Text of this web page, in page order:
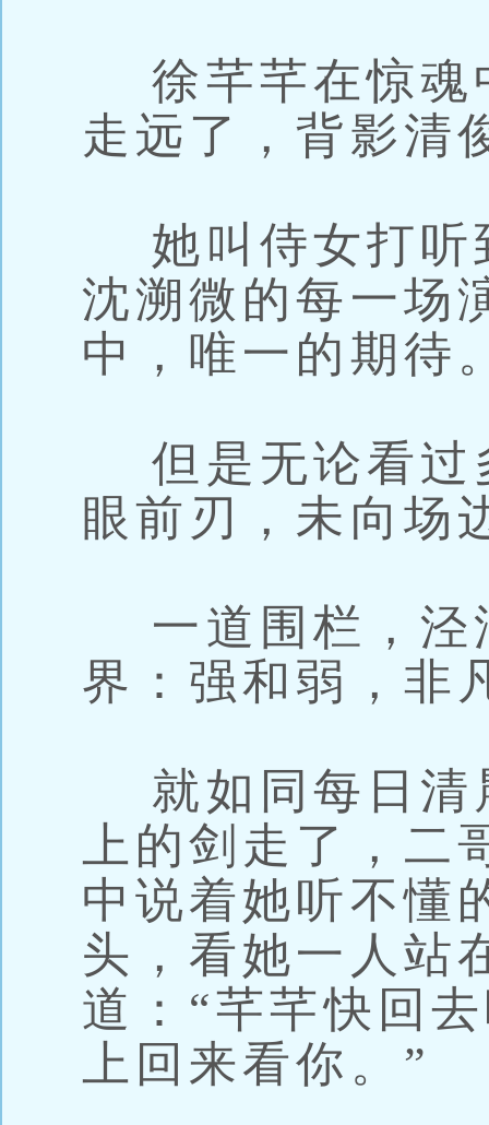
徐芊芊在惊魂
走远了，背影清
她叫侍女打听
沈溯微的每一场
中，唯一的期待
但是无论看过
眼前刃，未向场
一道围栏，泾
界：强和弱，非
就如同每日清
上的剑走了，
中说着她听不懂
头，看她一人站
道：“芊芊快回
上回来看你。”